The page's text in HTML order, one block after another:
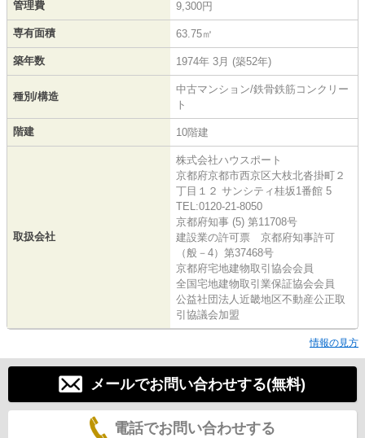
管理費 9,300円
専有面積 63.75㎡
築年数 1974年 3月 (築52年)
種別/構造
中古マンション/鉄骨鉄筋コンクリー
ト
階建 10階建
取扱会社
株式会社ハウスポート
京都府京都市西京区大枝北沓掛町２
丁目１２ サンシティ桂坂1番館 5
TEL:0120-21-8050
京都府知事 (5) 第11708号
建設業の許可票 京都府知事許可
（般－4）第37468号
京都府宅地建物取引協会会員
全国宅地建物取引業保証協会会員
公益社団法人近畿地区不動産公正取
引協議会加盟
情報の見方
メールでお問い合わせする(無料)
電話でお問い合わせする